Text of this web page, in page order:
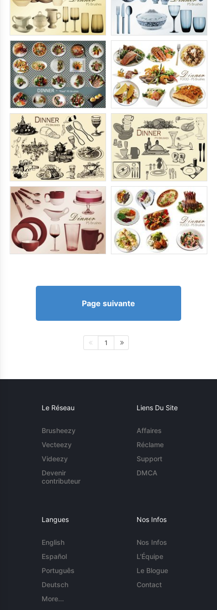
Page suivante
1
Le Réseau
Brusheezy
Vecteezy
Videezy
Devenir
contributeur
Liens Du Site
Affaires
Réclame
Support
DMCA
Langues
English
Español
Português
Deutsch
More...
Nos Infos
Nos Infos
L'Équipe
Le Blogue
Contact